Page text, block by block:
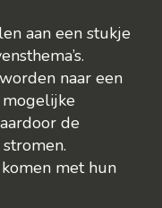
aan een stukje
naar een
de
met hun